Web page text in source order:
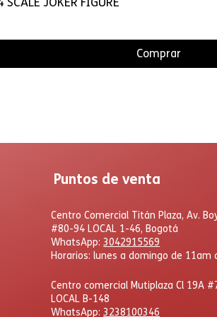
Comprar
Puntos de venta
Centro Comercial Titán Plaza, Av.
#80-94 LOCAL 1-46, Bogotá
WhatsApp:3042915569
Horarios: lunes a domingo de 11am
Centro comercial Mutiplaza Cl 19A
LOCAL B-148
WhatsApp:3238100346